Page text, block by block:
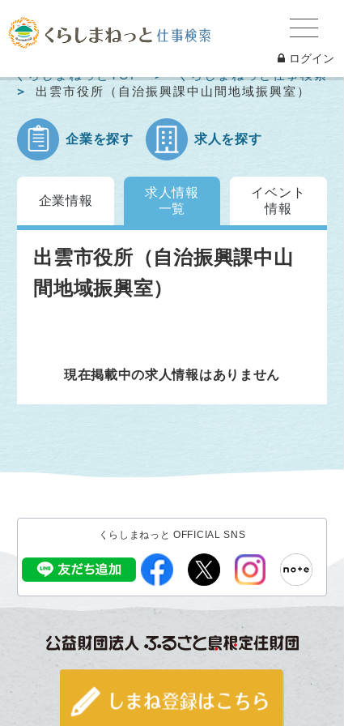
ログイン
くらしまねっとTOP
くらしまねっと仕事検索
出雲市役所（自治振興課中山間地域振興室）
企業を探す 求人を探す
企業情報
求人情報
一覧
イベント
情報
出雲市役所（自治振興課中山
間地域振興室）
現在掲載中の求人情報はありません
くらしまねっと OFFICIAL SNS